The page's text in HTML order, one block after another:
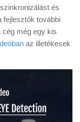
és
fejlesztők további
még egy kis
az illetékesek